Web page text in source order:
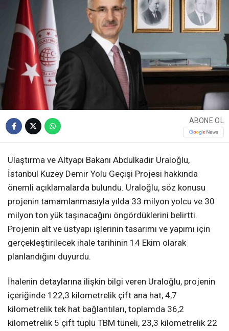
ABONE OL
Ulaştırma ve Altyapı Bakanı Abdulkadir Uraloğlu,
İstanbul Kuzey Demir Yolu Geçişi Projesi hakkında
önemli açıklamalarda bulundu. Uraloğlu, söz konusu
projenin tamamlanmasıyla yılda 33 milyon yolcu ve 30
milyon ton yük taşınacağını öngördüklerini belirtti.
Projenin alt ve üstyapı işlerinin tasarımı ve yapımı için
gerçekleştirilecek ihale tarihinin 14 Ekim olarak
planlandığını duyurdu.
İhalenin detaylarına ilişkin bilgi veren Uraloğlu, projenin
içeriğinde 122,3 kilometrelik çift ana hat, 4,7
kilometrelik tek hat bağlantıları, toplamda 36,2
kilometrelik 5 çift tüplü TBM tüneli, 23,3 kilometrelik 22